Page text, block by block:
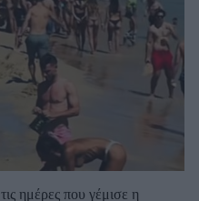
ημέρες που γέμισε η